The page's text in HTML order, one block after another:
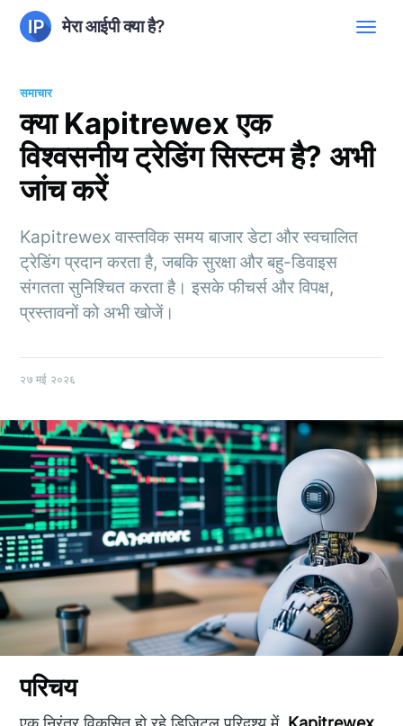
मेरा आईपी क्या है?
समाचार
क्या Kapitrewex एक
विश्वसनीय ट्रेडिंग सिस्टम है? अभी
जांच करें
Kapitrewex वास्तविक समय बाजार डेटा और स्वचालित
ट्रेडिंग प्रदान करता है, जबकि सुरक्षा और बहु-डिवाइस
संगतता सुनिश्चित करता है। इसके फीचर्स और विपक्ष,
प्रस्तावनों को अभी खोजें।
२७ मई २०२६
परिचय